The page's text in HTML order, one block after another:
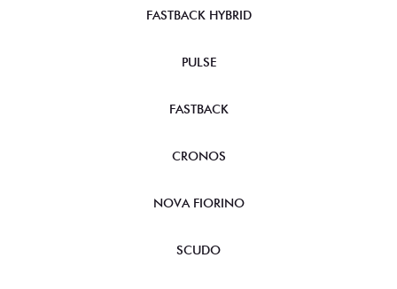
FASTBACK HYBRID
PULSE
FASTBACK
CRONOS
NOVA FIORINO
SCUDO